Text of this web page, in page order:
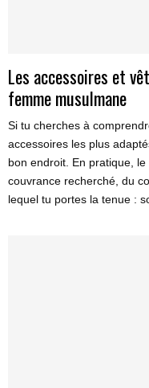
Les accessoires et
femme musulmane
Si tu cherches à
accessoires les plus
bon endroit. En pratique,
couvrance recherché, du
lequel tu portes la tenue :